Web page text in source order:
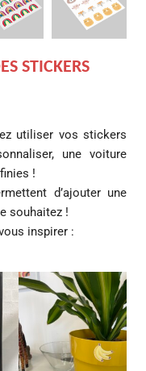
STICKERS
utiliser vos stickers
une voiture
!
d’ajouter une
souhaitez !
inspirer :